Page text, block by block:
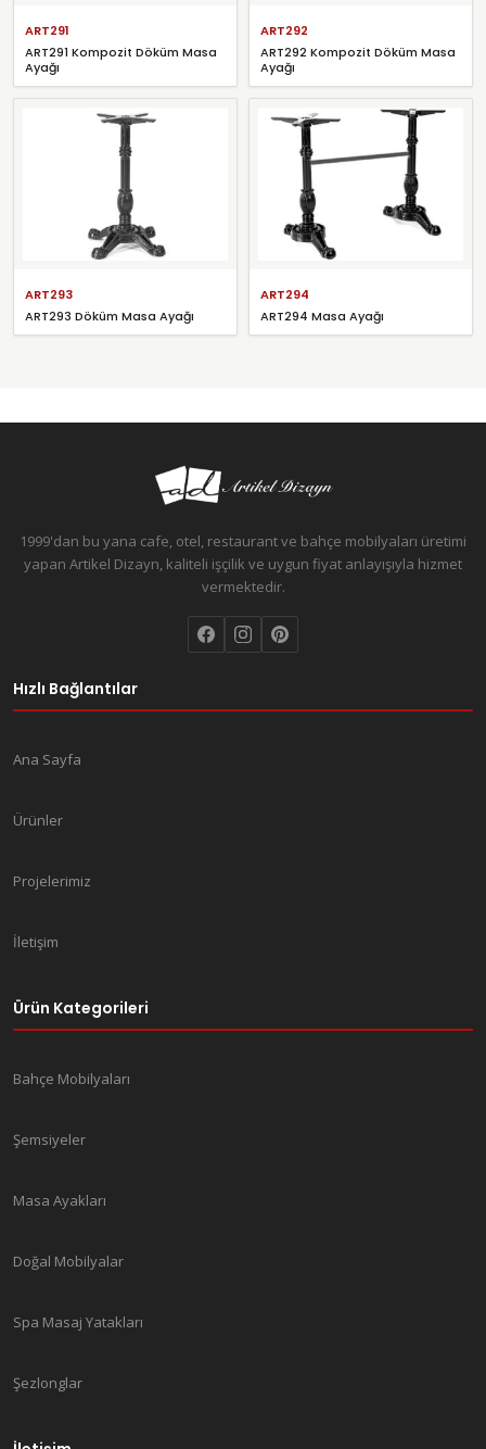
ART291
ART291 Kompozit Döküm Masa
Ayağı
ART292
ART292 Kompozit Döküm Masa
Ayağı
ART293
ART293 Döküm Masa Ayağı
ART294
ART294 Masa Ayağı
1999'dan bu yana cafe, otel, restaurant ve bahçe mobilyaları üretimi
yapan Artikel Dizayn, kaliteli işçilik ve uygun fiyat anlayışıyla hizmet
vermektedir.
Hızlı Bağlantılar
Ana Sayfa
Ürünler
Projelerimiz
İletişim
Ürün Kategorileri
Bahçe Mobilyaları
Şemsiyeler
Masa Ayakları
Doğal Mobilyalar
Spa Masaj Yatakları
Şezlonglar